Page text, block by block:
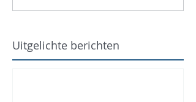
Uitgelichte berichten